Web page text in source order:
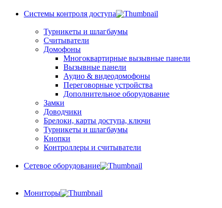
Системы контроля доступа
Турникеты и шлагбаумы
Cчитыватели
Домофоны
Многоквартирные вызывные панели
Вызывные панели
Аудио & видеодомофоны
Переговорные устройства
Дополнительное оборудование
Замки
Доводчики
Брелоки, карты доступа, ключи
Турникеты и шлагбаумы
Кнопки
Контроллеры и считыватели
Сетевое оборудование
Мониторы